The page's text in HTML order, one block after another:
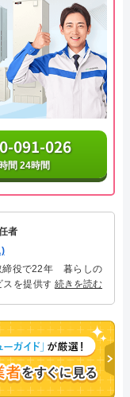
091-026
間 24時間
者
締役で22年 暮らしの
を提供する株式会社
「給湯器」のスペシ
続きを読む